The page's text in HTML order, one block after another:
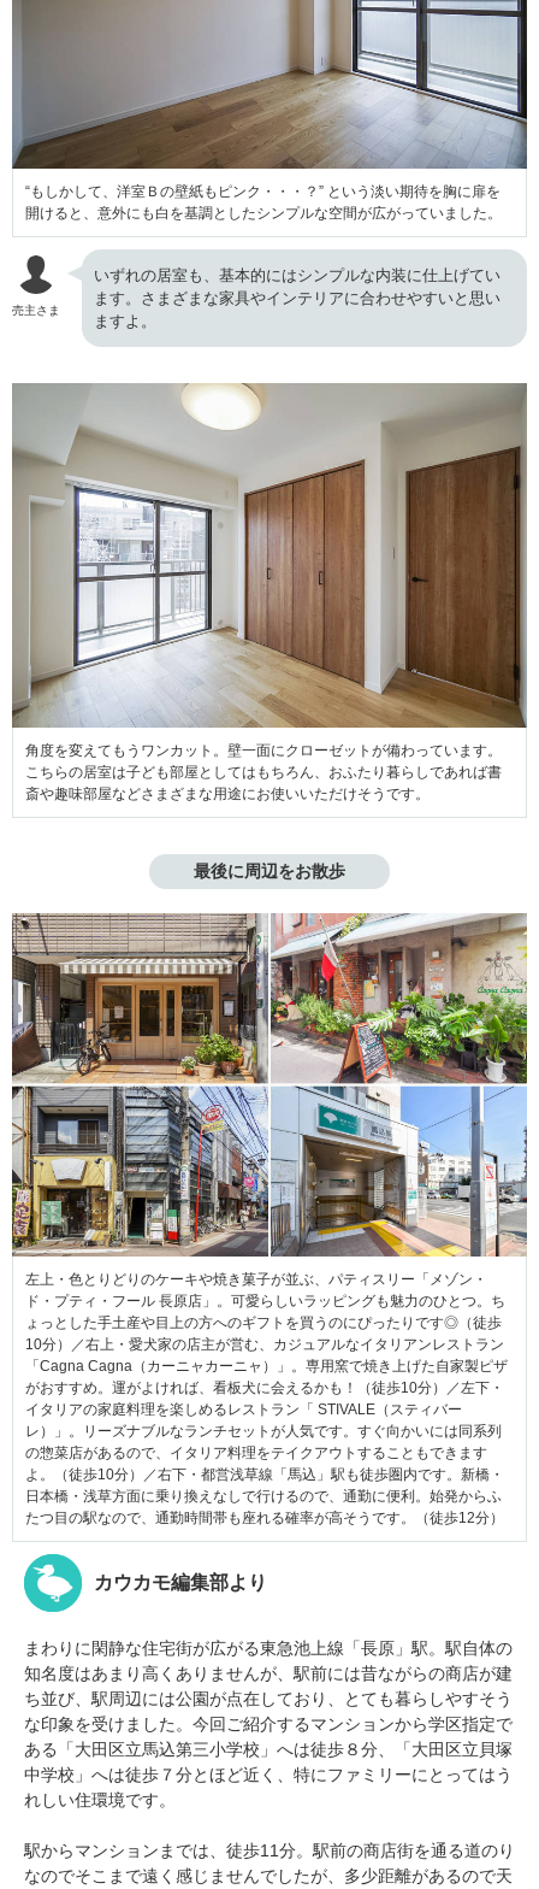
“もしかして、洋室Ｂの壁紙もピンク・・・？” という淡い期待を胸に扉を
開けると、意外にも白を基調としたシンプルな空間が広がっていました。
売主さま
いずれの居室も、基本的にはシンプルな内装に仕上げてい
ます。さまざまな家具やインテリアに合わせやすいと思い
ますよ。
角度を変えてもうワンカット。壁一面にクローゼットが備わっています。
こちらの居室は子ども部屋としてはもちろん、おふたり暮らしであれば書
斎や趣味部屋などさまざまな用途にお使いいただけそうです。
最後に周辺をお散歩
左上・色とりどりのケーキや焼き菓子が並ぶ、パティスリー「メゾン・
ド・プティ・フール 長原店」。可愛らしいラッピングも魅力のひとつ。ち
ょっとした手土産や目上の方へのギフトを買うのにぴったりです◎（徒歩
10分）／右上・愛犬家の店主が営む、カジュアルなイタリアンレストラン
「Cagna Cagna（カーニャカーニャ）」。専用窯で焼き上げた自家製ピザ
がおすすめ。運がよければ、看板犬に会えるかも！（徒歩10分）／左下・
イタリアの家庭料理を楽しめるレストラン「 STIVALE（スティバー
レ）」。リーズナブルなランチセットが人気です。すぐ向かいには同系列
の惣菜店があるので、イタリア料理をテイクアウトすることもできます
よ。（徒歩10分）／右下・都営浅草線「馬込」駅も徒歩圏内です。新橋・
日本橋・浅草方面に乗り換えなしで行けるので、通勤に便利。始発からふ
たつ目の駅なので、通勤時間帯も座れる確率が高そうです。（徒歩12分）
カウカモ編集部より
まわりに閑静な住宅街が広がる東急池上線「長原」駅。駅自体の
知名度はあまり高くありませんが、駅前には昔ながらの商店が建
ち並び、駅周辺には公園が点在しており、とても暮らしやすそう
な印象を受けました。今回ご紹介するマンションから学区指定で
ある「大田区立馬込第三小学校」へは徒歩８分、「大田区立貝塚
中学校」へは徒歩７分とほど近く、特にファミリーにとってはう
れしい住環境です。
駅からマンションまでは、徒歩11分。駅前の商店街を通る道のり
なのでそこまで遠く感じませんでしたが、多少距離があるので天